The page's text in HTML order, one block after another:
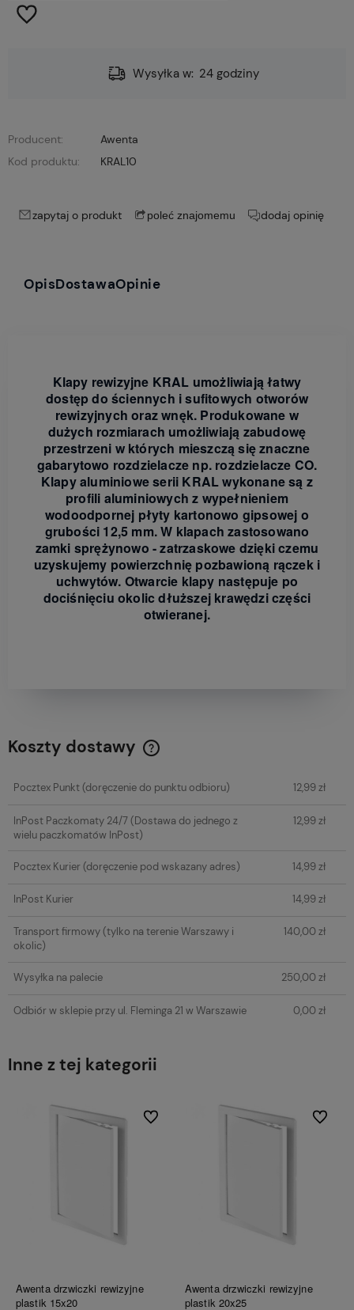
Wysyłka w: 24 godziny
Producent:
Awenta
Kod produktu:
KRAL10
zapytaj o produkt poleć znajomemu dodaj opinię
OpisDostawaOpinie
Klapy rewizyjne KRAL umożliwiają łatwy
dostęp do ściennych i sufitowych otworów
rewizyjnych oraz wnęk. Produkowane w
dużych rozmiarach umożliwiają zabudowę
przestrzeni w których mieszczą się znaczne
gabarytowo rozdzielacze np. rozdzielacze CO.
Klapy aluminiowe serii KRAL wykonane są z
profili aluminiowych z wypełnieniem
wodoodpornej płyty kartonowo gipsowej o
grubości 12,5 mm. W klapach zastosowano
zamki sprężynowo - zatrzaskowe dzięki czemu
uzyskujemy powierzchnię pozbawioną rączek i
uchwytów. Otwarcie klapy następuje po
dociśnięciu okolic dłuższej krawędzi części
otwieranej.
Koszty dostawy
Pocztex Punkt(doręczenie do punktu odbioru) 12,99 zł
InPost Paczkomaty 24/7(Dostawa do jednego z
wielu paczkomatów InPost)
12,99 zł
Pocztex Kurier(doręczenie pod wskazany adres) 14,99 zł
InPost Kurier 14,99 zł
Transport firmowy(tylko na terenie Warszawy i
okolic)
140,00 zł
Wysyłka na palecie 250,00 zł
Odbiór w sklepie przy ul. Fleminga 21 w Warszawie 0,00 zł
Inne z tej kategorii
Awenta drzwiczki rewizyjne
plastik 15x20
Do ulubionych
Awenta drzwiczki rewizyjne
plastik 20x25
Do